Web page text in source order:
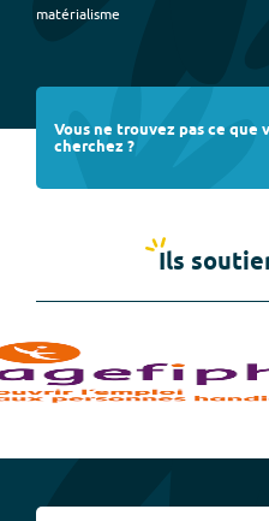
matérialisme
Vous ne trouvez pas ce que
cherchez ?
Ils